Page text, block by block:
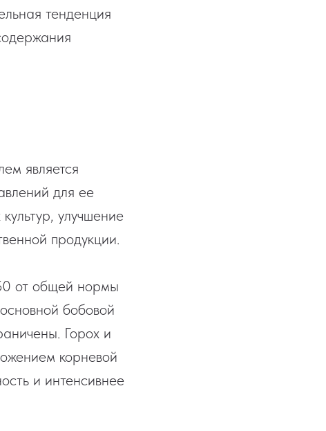
тенденция
является
для ее
улучшение
продукции.
от общей нормы
бобовой
Горох и
корневой
и интенсивнее